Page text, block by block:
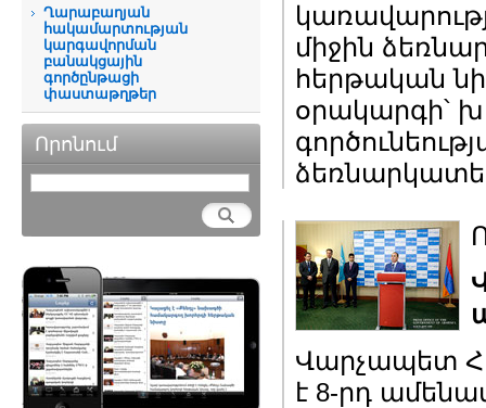
Ղարաբաղյան
հակամարտության
կարգավորման
բանակցային
գործընթացի
փաստաթղթեր
Որոնում
միջին
հերթական
օրակարգի՝
Վարչապետ
է 8-րդ